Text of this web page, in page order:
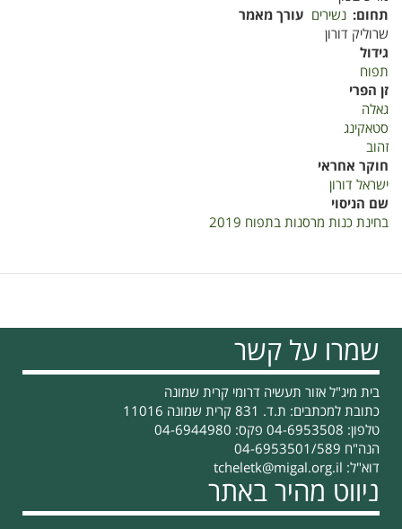
תחום נשירים עורך מאמר
שרוליק דורון
גידול
תפוח
זן הפרי
גאלה
סטאקינג
זהוב
חוקר אחראי
ישראל דורון
שם הניסוי
בחינת כנות מרסנות בתפוח 2019
שמרו על קשר
בית מיג"ל אזור תעשיה דרומי קרית שמונה
כתובת למכתבים: ת.ד. 831 קרית שמונה 11016
טלפון: 04-6953508 פקס: 04-6944980
הנה"ח 04-6953501/589
דוא"ל: tcheletk@migal.org.il
ניווט מהיר באתר